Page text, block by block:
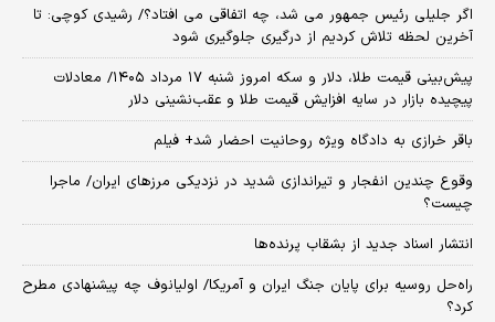
اگر جلیلی رئیس جمهور می شد، چه اتفاقی می افتاد؟/ رشیدی کوچی: تا
آخرین لحظه تلاش کردیم از درگیری جلوگیری شود
پیش‌بینی قیمت طلا، دلار و سکه امروز شنبه ۱۷ مرداد ۱۴۰۵/ معادلات
پیچیده بازار در سایه افزایش قیمت طلا و عقب‌نشینی دلار
باقر خرازی به دادگاه ویژه روحانیت احضار شد+ فیلم
وقوع چندین انفجار و تیراندازی شدید در نزدیکی مرز‌های ایران/ ماجرا
چیست؟
انتشار اسناد جدید از بشقاب پرنده‌ها
راه‌حل روسیه برای پایان جنگ ایران و آمریکا/ اولیانوف چه پیشنهادی مطرح
کرد؟